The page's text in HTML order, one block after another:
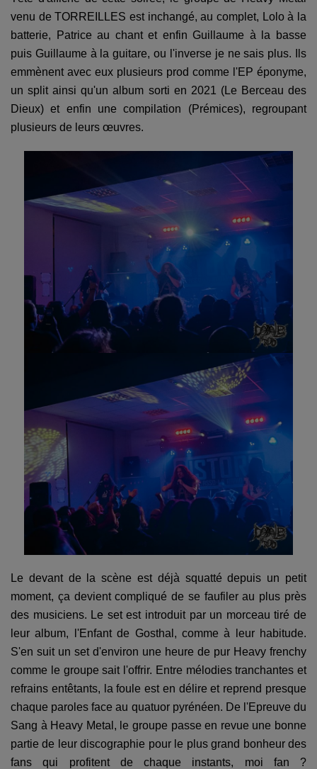
venu de TORREILLES est inchangé, au complet, Lolo à la
batterie, Patrice au chant et enfin Guillaume à la basse
puis Guillaume à la guitare, ou l'inverse je ne sais plus. Ils
emmènent avec eux plusieurs prod comme l'EP éponyme,
un split ainsi qu'un album sorti en 2021 (Le Berceau des
Dieux) et enfin une compilation (Prémices), regroupant
plusieurs de leurs œuvres.
Le devant de la scène est déjà squatté depuis un petit
moment, ça devient compliqué de se faufiler au plus près
des musiciens. Le set est introduit par un morceau tiré de
leur album, l'Enfant de Gosthal, comme à leur habitude.
S'en suit un set d'environ une heure de pur Heavy frenchy
comme le groupe sait l'offrir. Entre mélodies tranchantes et
refrains entêtants, la foule est en délire et reprend presque
chaque paroles face au quatuor pyrénéen. De l'Epreuve du
Sang à Heavy Metal, le groupe passe en revue une bonne
partie de leur discographie pour le plus grand bonheur des
fans qui profitent de chaque instants, moi fan ?